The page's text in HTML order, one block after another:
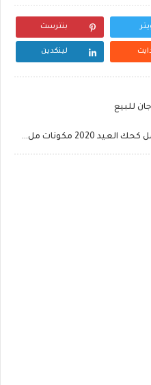
بنترست
لينكدين
للبيع
السمن البلدي سر نجاح طريقة عمل كحك العيد 2020 مكونات مل كحك العيد 2020 .. اسعار الكحك والبسكويت من محلات العبد وتسيباس وبسكو مصر